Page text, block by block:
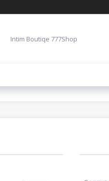
Intim Boutiqe 777Shop